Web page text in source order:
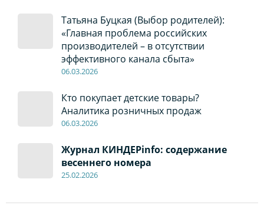
Татьяна Буцкая (Выбор родителей):
«Главная проблема российских
производителей – в отсутствии
эффективного канала сбыта»
06.03.2026
Кто покупает детские товары?
Аналитика розничных продаж
06.03.2026
Журнал КИНДЕРinfo: содержание
весеннего номера
25.02.2026